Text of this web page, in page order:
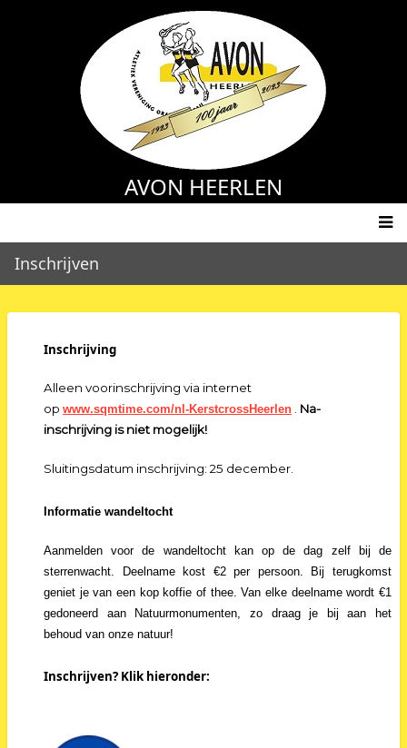
AVON HEERLEN
Main
navigation
Inschrijven
Inschrijving
Alleen voorinschrijving via internet
op www.sqmtime.com/nl-KerstcrossHeerlen
Na-
inschrijving is niet mogelijk!
Sluitingsdatum inschrijving: 25 december.
Informatie wandeltocht
Aanmelden voor de wandeltocht kan op de dag zelf bij de
sterrenwacht. Deelname kost €2 per persoon. Bij terugkomst
geniet je van een kop koffie of thee. Van elke deelname wordt €1
gedoneerd aan Natuurmonumenten, zo draag je bij aan het
behoud van onze natuur!
Inschrijven? Klik hieronder: